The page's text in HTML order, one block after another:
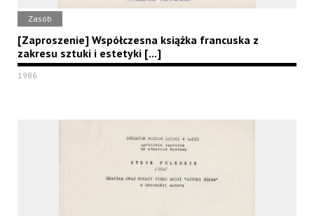
Zasób
[Zaproszenie] Współczesna książka francuska z
zakresu sztuki i estetyki [...]
1986